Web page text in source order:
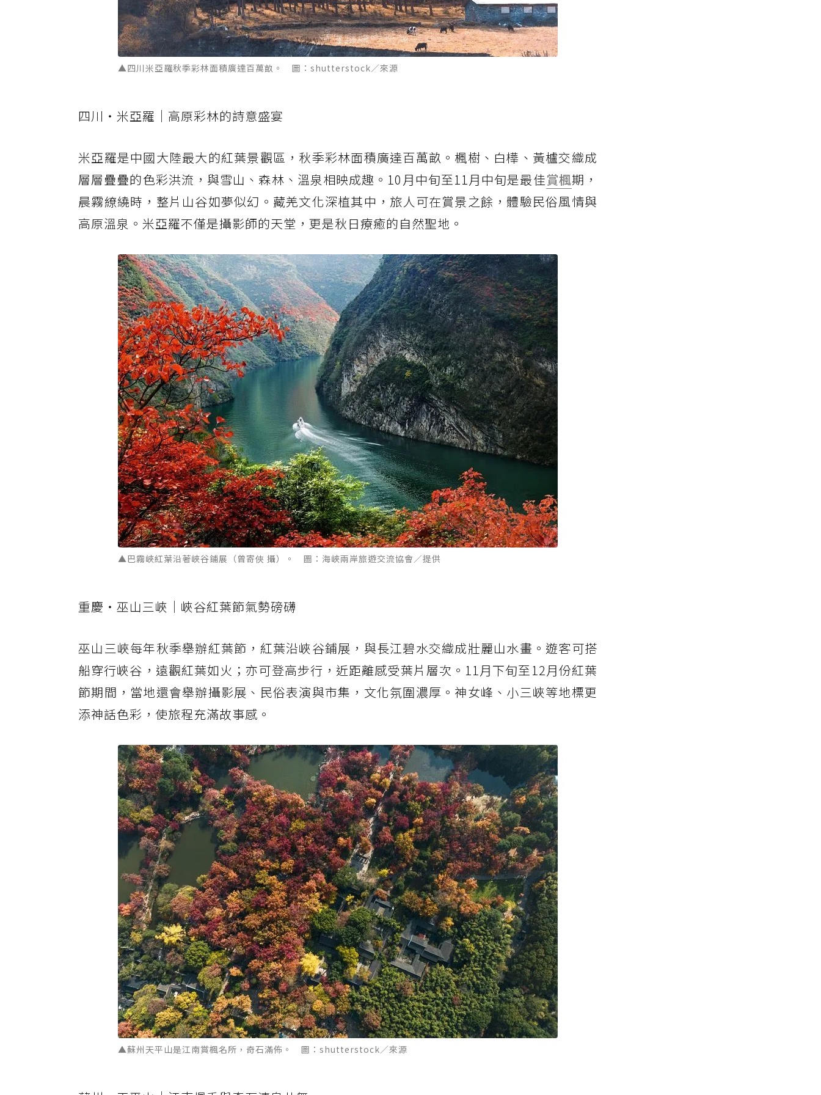
▲四川米亞羅秋季彩林面積廣達百萬畝。 圖：shutterstock／來源
四川・米亞羅｜高原彩林的詩意盛宴
米亞羅是中國大陸最大的紅葉景觀區，秋季彩林面積廣達百萬畝。楓樹、白樺、黃櫨交織成
層層疊疊的色彩洪流，與雪山、森林、溫泉相映成趣。10月中旬至11月中旬是最佳賞楓期，
晨霧繚繞時，整片山谷如夢似幻。藏羌文化深植其中，旅人可在賞景之餘，體驗民俗風情與
高原溫泉。米亞羅不僅是攝影師的天堂，更是秋日療癒的自然聖地。
▲巴霧峽紅葉沿著峽谷鋪展（曾寄俠 攝）。 圖：海峽兩岸旅遊交流協會／提供
重慶・巫山三峽｜峽谷紅葉節氣勢磅礴
巫山三峽每年秋季舉辦紅葉節，紅葉沿峽谷鋪展，與長江碧水交織成壯麗山水畫。遊客可搭
船穿行峽谷，遠觀紅葉如火；亦可登高步行，近距離感受葉片層次。11月下旬至12月份紅葉
節期間，當地還會舉辦攝影展、民俗表演與市集，文化氛圍濃厚。神女峰、小三峽等地標更
添神話色彩，使旅程充滿故事感。
▲蘇州天平山是江南賞楓名所，奇石滿佈。 圖：shutterstock／來源